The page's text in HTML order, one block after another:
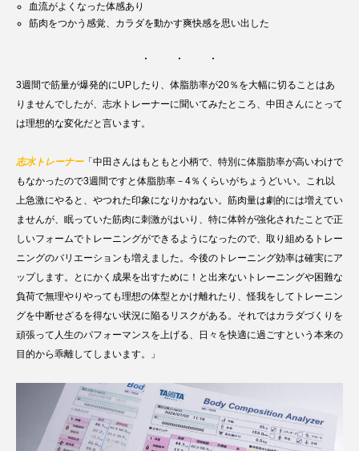
血流がよくなった体感あり
筋肉をつかう感覚、カラダを動かす爽快感を思い出した
3週間で筋量が爆発的にUPしたり、体脂肪率が20％を大幅に切ることはあ
りませんでしたが、志水トレーナーに聞いてみたところ、中田さんにとって
は理想的な変化だと言います。
志水トレーナー「中田さんはもともと小柄で、特別に体脂肪率が高いわけで
もなかったので3週間ですと体脂肪率－4％くらいがちょうどいい。これ以
上急激にやると、やつれた印象になりかねない。筋肉量は劇的には増えてい
ませんが、眠っていた筋肉に刺激がはいり、特に体幹が強化されたことで正
しいフォームでトレーニングができるようになったので、取り組めるトレー
ニングのバリエーションも増えました。今後のトレーニング効率は確実にア
ップします。とにかく成果を出すために！と出来ないトレーニングや困難な
負荷で無理やりやっても理想の体型とかけ離れたり、怪我をしてトレーニン
グを中断せざるを得ない状況に陥るリスクがある。それではカラダづくりを
頑張って人生のパフォーマンスを上げる、日々を快適に過ごすという本来の
目的から乖離してしまいます。」